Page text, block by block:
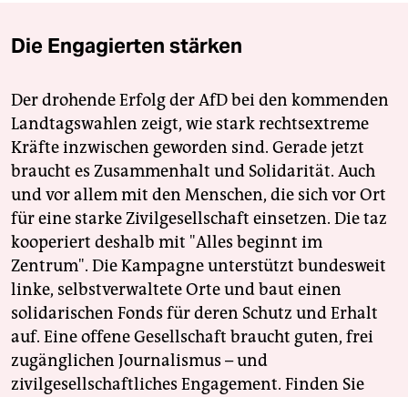
Die Engagierten stärken
Der drohende Erfolg der AfD bei den kommenden
Landtagswahlen zeigt, wie stark rechtsextreme
Kräfte inzwischen geworden sind. Gerade jetzt
braucht es Zusammenhalt und Solidarität. Auch
und vor allem mit den Menschen, die sich vor Ort
für eine starke Zivilgesellschaft einsetzen. Die taz
kooperiert deshalb mit "Alles beginnt im
Zentrum". Die Kampagne unterstützt bundesweit
linke, selbstverwaltete Orte und baut einen
solidarischen Fonds für deren Schutz und Erhalt
auf. Eine offene Gesellschaft braucht guten, frei
zugänglichen Journalismus – und
zivilgesellschaftliches Engagement. Finden Sie